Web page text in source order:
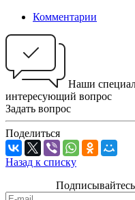
Комментарии
Наши
интересующий вопрос
Задать вопрос
Поделиться
Назад к списку